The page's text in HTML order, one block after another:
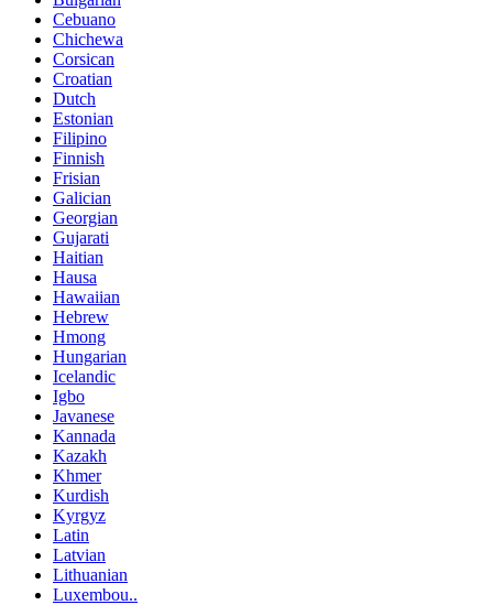
Cebuano
Chichewa
Corsican
Croatian
Dutch
Estonian
Filipino
Finnish
Frisian
Galician
Georgian
Gujarati
Haitian
Hausa
Hawaiian
Hebrew
Hmong
Hungarian
Icelandic
Igbo
Javanese
Kannada
Kazakh
Khmer
Kurdish
Kyrgyz
Latin
Latvian
Lithuanian
Luxembou..